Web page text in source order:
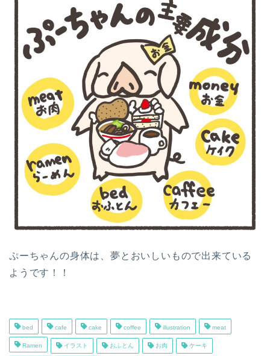
ぷーちゃんの身体は、夢とおいしいもので出来ている
ようです！！
bed cafe cake coffee illustration meat
Ramen イラスト おふとん お肉 ケーキ